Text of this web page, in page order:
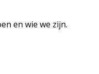
en wie we zijn.